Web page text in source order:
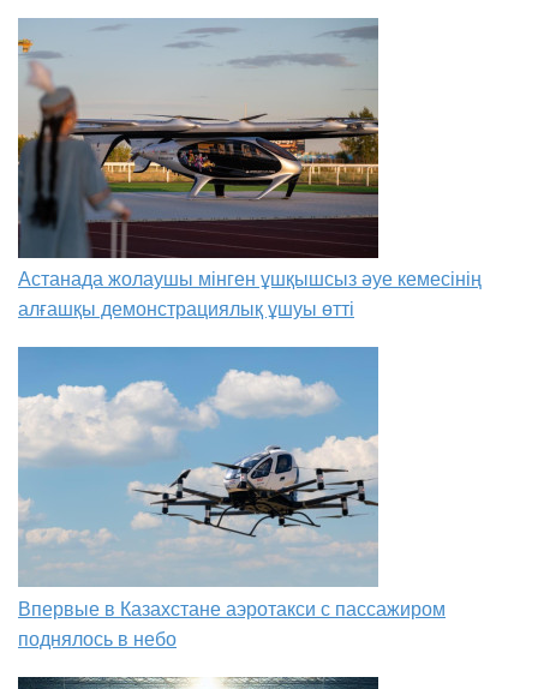
Астанада жолаушы мінген ұшқышсыз әуе кемесінің
алғашқы демонстрациялық ұшуы өтті
Впервые в Казахстане аэротакси с пассажиром
поднялось в небо